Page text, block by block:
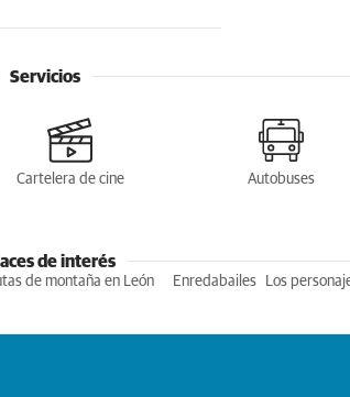
Servicios
Cartelera de cine Autobuses
de interés
de montaña en León Enredabailes Los